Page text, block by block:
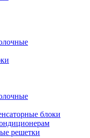
блоки
решетки